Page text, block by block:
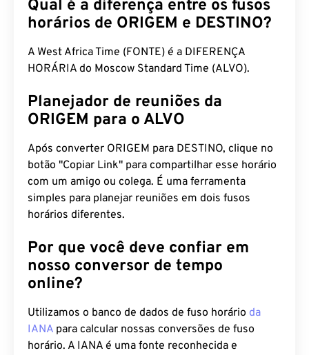
Qual é a diferença entre os fusos
horários de ORIGEM e DESTINO?
A West Africa Time (FONTE) é a DIFERENÇA
HORÁRIA do Moscow Standard Time (ALVO).
Planejador de reuniões da
ORIGEM para o ALVO
Após converter ORIGEM para DESTINO, clique no
botão "Copiar Link" para compartilhar esse horário
com um amigo ou colega. É uma ferramenta
simples para planejar reuniões em dois fusos
horários diferentes.
Por que você deve confiar em
nosso conversor de tempo
online?
Utilizamos o banco de dados de fuso horário da
IANA para calcular nossas conversões de fuso
horário. A IANA é uma fonte reconhecida e